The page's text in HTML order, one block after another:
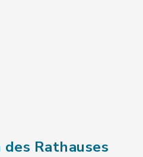
Rathauses